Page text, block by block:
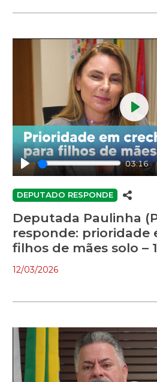
Play
03:16
Play
DEPUTADO RESPONDE
Deputada Paulinha
responde: prioridade
filhos de mães solo –
12/03/2026